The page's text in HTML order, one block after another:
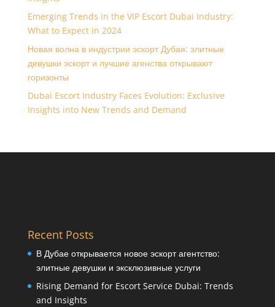
Emerging Trends in the VIP Escort Dubai Industry:
What to Expect in 2024
Новая волна в индустрии эскорт Дубая: элитные
девушки эскорт и лучшие агенства открывают
горизонты
Dubai Escort Industry Faces Evolution: Exclusive
Insights into New Trends and Demand
Recent Posts
В Дубае открывается новое эскорт агентство:
элитные девушки и эксклюзивные услуги
Rising Demand for Escort Service Dubai: Trends
and Insights